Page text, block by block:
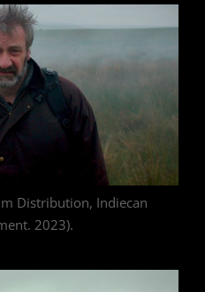
Distribution, Indiecan
2023).